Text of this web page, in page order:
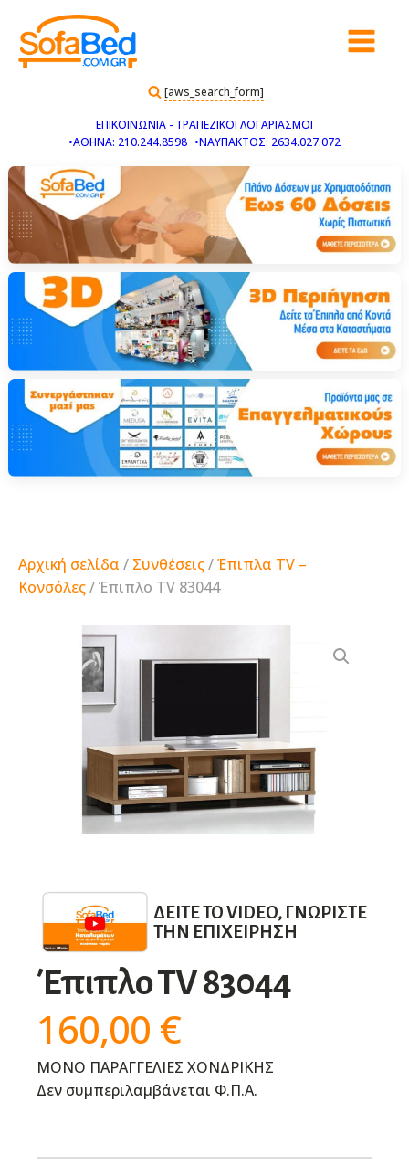
[aws_search_form]
ΕΠΙΚΟΙΝΩΝΙΑ - ΤΡΑΠΕΖΙΚΟΙ ΛΟΓΑΡΙΑΣΜΟΙ
•ΑΘΗΝΑ: 210.244.8598 •ΝΑΥΠΑΚΤΟΣ: 2634.027.072
Αρχική σελίδα / Συνθέσεις/Έπιπλα TV –
Κονσόλες/ Έπιπλο TV 83044
ΔΕΊΤΕ ΤΟ VIDEO, ΓΝΩΡΊΣΤΕ
ΤΗΝ ΕΠΙΧΕΊΡΗΣΗ
Έπιπλο TV 83044
160,00 €
ΜΟΝΟ ΠΑΡΑΓΓΕΛΙΕΣ ΧΟΝΔΡΙΚΗΣ
Δεν συμπεριλαμβάνεται Φ.Π.Α.